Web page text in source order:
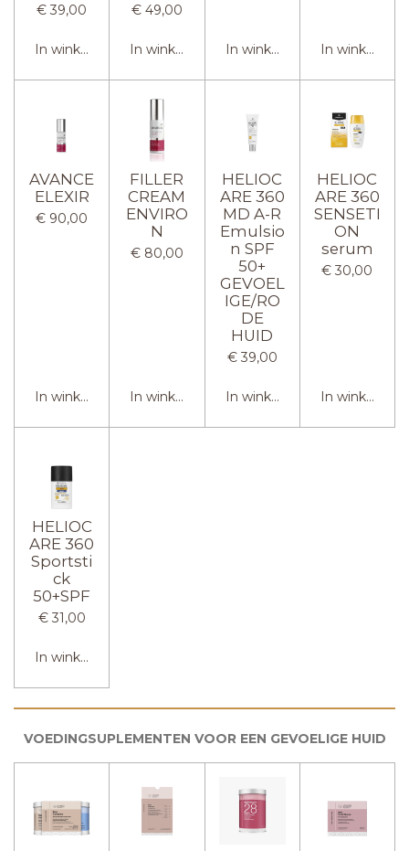
€ 39,00
In winkelwagen
€ 49,00
In winkelwagenIn winkelwagenIn
AVANCE
ELEXIR
€ 90,00
In winkelwagen
FILLER
CREAM
ENVIRO
N
€ 80,00
In winkelwagen
HELIOC
ARE 360
MD A-R
Emulsio
n SPF
50+
GEVOEL
IGE/RO
DE
HUID
€ 39,00
In winkelwagen
HELIOC
ARE 360
SENSETI
ON
serum
€ 30,00
In
HELIOC
ARE 360
Sportsti
ck
50+SPF
€ 31,00
In winkelwagen
VOEDINGSUPLEMENTEN VOOR EEN GEVOELIGE HUID